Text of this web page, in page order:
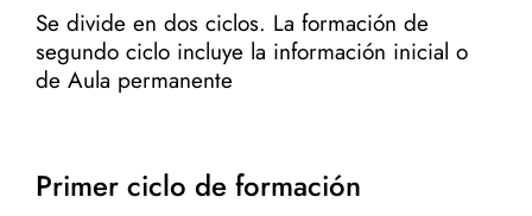
Se divide en dos ciclos. La formación de
segundo ciclo incluye la información inicial o
de Aula permanente
Primer ciclo de formación